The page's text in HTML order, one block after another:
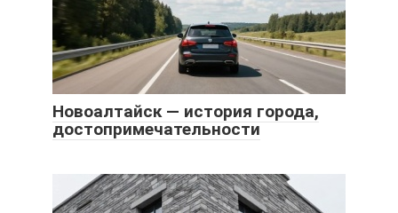
Новоалтайск — история города,
достопримечательности